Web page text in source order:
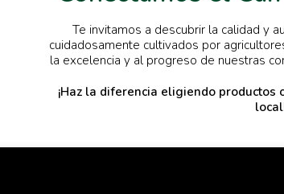
Te invitamos a descubrir la calidad y
cuidadosamente cultivados por
la excelencia y al progreso de nuestras
¡Haz la diferencia eligiendo